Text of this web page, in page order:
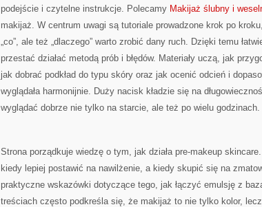
podejście i czytelne instrukcje. Polecamy Makijaż ślubny i
makijaż. W centrum uwagi są tutoriale prowadzone krok po
„co”, ale też „dlaczego” warto zrobić dany ruch. Dzięki temu
przestać działać metodą prób i błędów. Materiały uczą, jak
jak dobrać podkład do typu skóry oraz jak ocenić odcień i
wyglądała harmonijnie. Duży nacisk kładzie się na
wyglądać dobrze nie tylko na starcie, ale też po wielu godzinach.
Strona porządkuje wiedzę o tym, jak działa pre-makeup
kiedy lepiej postawić na nawilżenie, a kiedy skupić się na
praktyczne wskazówki dotyczące tego, jak łączyć emulsję z
treściach często podkreśla się, że makijaż to nie tylko kolor,